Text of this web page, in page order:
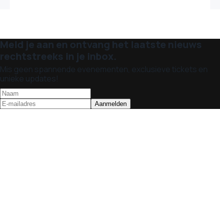
Meld je aan en ontvang het laatste nieuws
rechtstreeks in je inbox.
Mis geen spannende evenementen, exclusieve tickets en
unieke updates!